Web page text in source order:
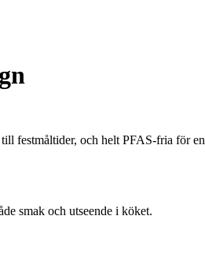
festmåltider, och helt PFAS-fria för
smak och utseende i köket.